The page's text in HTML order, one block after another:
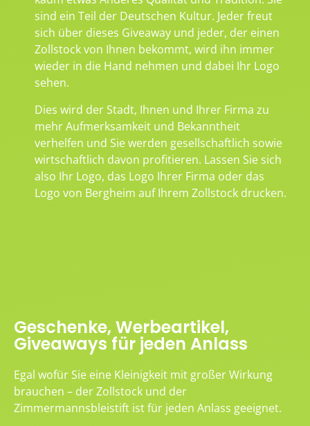
sind ein Teil der Deutschen Kultur. Jeder freut
sich über dieses Giveaway und jeder, der einen
Zollstock von Ihnen bekommt, wird ihn immer
wieder in die Hand nehmen und dabei Ihr Logo
sehen.
Dies wird der Stadt, Ihnen und Ihrer Firma zu
mehr Aufmerksamkeit und Bekanntheit
verhelfen und Sie werden gesellschaftlich sowie
wirtschaftlich davon profitieren. Lassen Sie sich
also Ihr Logo, das Logo Ihrer Firma oder das
Logo von Bergheim auf Ihrem Zollstock drucken.
Geschenke, Werbeartikel,
Giveaways für jeden Anlass
Egal wofür Sie eine Kleinigkeit mit großer Wirkung
brauchen – der Zollstock und der
Zimmermannsbleistift ist für jeden Anlass geeignet.